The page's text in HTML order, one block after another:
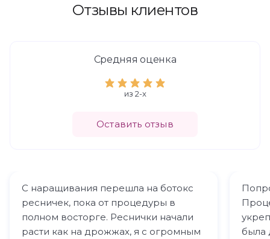
Отзывы клиентов
Средняя оценка
из 2-x
Оставить отзыв
С наращивания перешла на ботокс
ресничек, пока от процедуры в
полном восторге. Реснички начали
расти как на дрожжах, я с огромным
была